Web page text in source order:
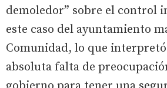
demoledor” sobre el control
este caso del ayuntamiento
Comunidad, lo que
absoluta falta de